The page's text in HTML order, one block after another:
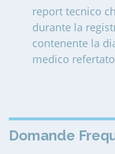
report tecnico
durante la
contenente la
medico
Domande